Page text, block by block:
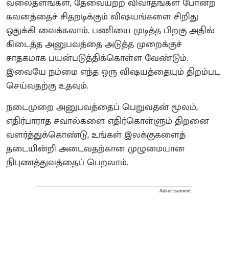
கவனத்தைச் சிதறடிக்கும் விஷயங்களை சிறிது
ஒதுக்கி வைக்கலாம். பணியை முடித்த பிறகு அதில்
கிடைத்த அனுபவத்தை அடுத்த முறைக்குச்
சாதகமாக பயன்படுத்திக்கொள்ள வேண்டும்.
இவையே நம்மை எந்த ஒரு விஷயத்தையும் திறம்பட
செய்வதற்கு உதவும்.
நடைமுறை அனுபவத்தைப் பெறுவதன் மூலம்,
எதிர்பாராத சவால்களை எதிர்கொள்ளும் திறனை
வளர்த்துக்கொண்டு, உங்கள் இலக்குகளைத்
தடையின்றி அடைவதற்கான முழுமையான
நிபுணத்துவத்தைப் பெறலாம்.
Advertisement